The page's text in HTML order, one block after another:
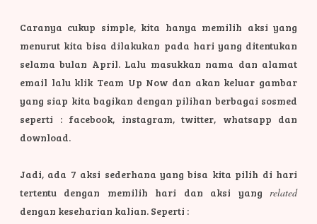
Caranya cukup simple, kita hanya memilih aksi yang
menurut kita bisa dilakukan pada hari yang ditentukan
selama bulan April. Lalu masukkan nama dan alamat
email lalu klik Team Up Now dan akan keluar gambar
yang siap kita bagikan dengan pilihan berbagai sosmed
seperti : facebook, instagram, twitter, whatsapp dan
download.
Jadi, ada 7 aksi sederhana yang bisa kita pilih di hari
tertentu dengan memilih hari dan aksi yang related
dengan keseharian kalian. Seperti :